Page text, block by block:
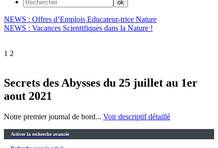
NEWS : Offres d’Emplois Educateur-trice Nature
NEWS : Vacances Scientifiques dans la Nature !
1 2
Secrets des Abysses du 25 juillet au 1er
aout 2021
Notre premier journal de bord... Voir descriptif détaillé
Activer la recherche avancée